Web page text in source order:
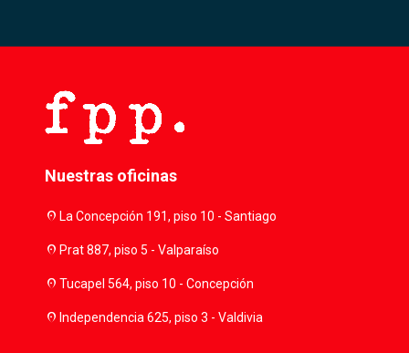
Nuestras oficinas
location_onLa Concepción 191, piso 10 - Santiago
location_onPrat 887, piso 5 - Valparaíso
location_onTucapel 564, piso 10 - Concepción
location_onIndependencia 625, piso 3 - Valdivia